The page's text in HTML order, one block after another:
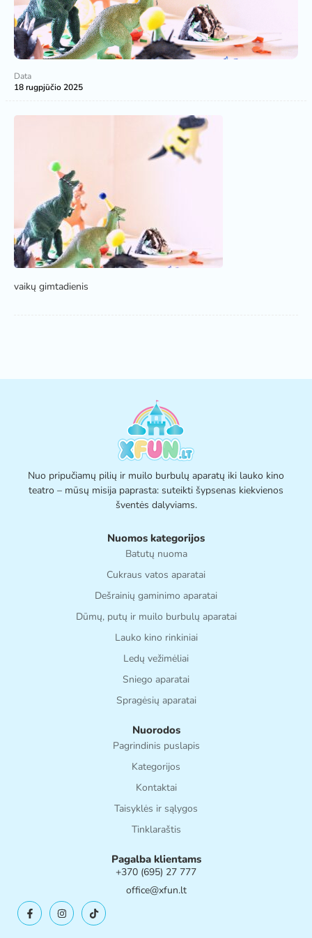
Data
18 rugpjūčio 2025
vaikų gimtadienis
Nuo pripučiamų pilių ir muilo burbulų aparatų iki lauko kino
teatro – mūsų misija paprasta: suteikti šypsenas kiekvienos
šventės dalyviams.
Nuomos kategorijos
Batutų nuoma
Cukraus vatos aparatai
Dešrainių gaminimo aparatai
Dūmų, putų ir muilo burbulų aparatai
Lauko kino rinkiniai
Ledų vežimėliai
Sniego aparatai
Spragėsių aparatai
Nuorodos
Pagrindinis puslapis
Kategorijos
Kontaktai
Taisyklės ir sąlygos
Tinklaraštis
Pagalba klientams
+370 (695) 27 777
office@xfun.lt